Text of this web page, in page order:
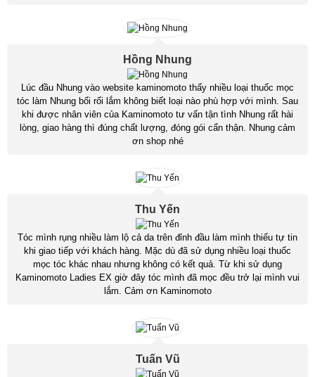
Hồng Nhung
Lúc đầu Nhung vào website kaminomoto thấy nhiều loại thuốc mọc
tóc làm Nhung bối rối lắm không biết loại nào phù hợp với mình. Sau
khi được nhân viên của Kaminomoto tư vấn tận tình Nhung rất hài
lòng, giao hàng thì đúng chất lượng, đóng gói cẩn thận. Nhung cảm
ơn shop nhé
Thu Yến
Tóc mình rụng nhiều làm lộ cả da trên đỉnh đầu làm mình thiếu tự tin
khi giao tiếp với khách hàng. Mặc dù đã sử dụng nhiều loại thuốc
mọc tóc khác nhau nhưng không có kết quả. Từ khi sử dụng
Kaminomoto Ladies EX giờ đây tóc mình đã mọc đều trở lại mình vui
lắm. Cảm ơn Kaminomoto
Tuấn Vũ